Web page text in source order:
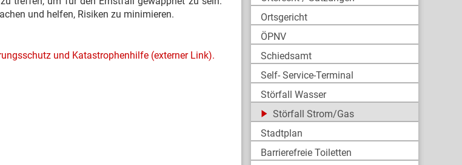
Ortsgericht
ÖPNV
Schiedsamt
Self- Service-Terminal
Störfall Wasser
Störfall Strom/Gas
Stadtplan
Barrierefreie Toiletten
und helfen, Risiken zu minimieren.
und Katastrophenhilfe (externer Link).